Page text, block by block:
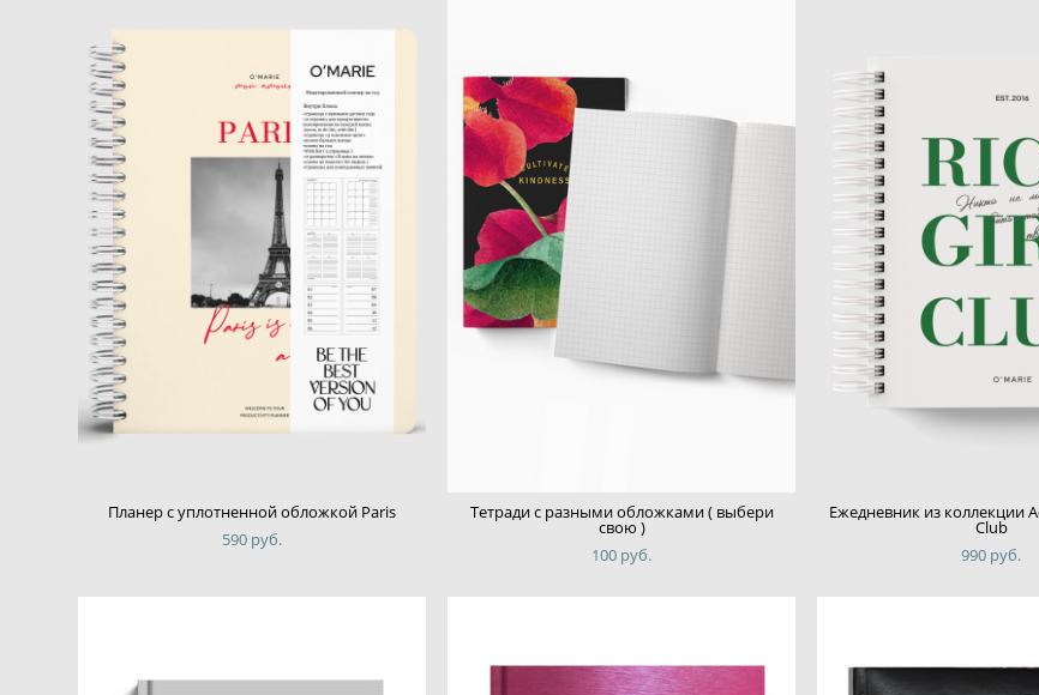
Планер с уплотненной обложкой Paris
590 pуб.
Тетради с разными обложками ( выбери
свою )
100 pуб.
Ежедневник из коллекции
Club
990 pуб.